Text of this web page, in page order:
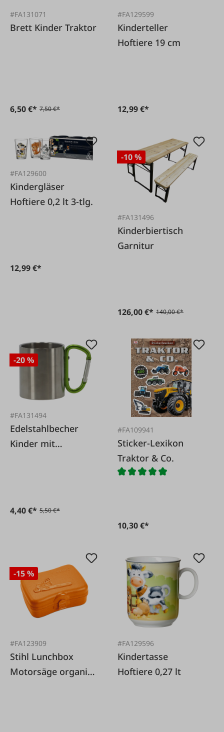
#FA131071
Brett Kinder Traktor
6,50 €* 7,50 €*
#FA129599
Kinderteller
Hoftiere 19 cm
12,99 €*
#FA129600
Kindergläser
Hoftiere 0,2 lt 3-tlg.
12,99 €*
-10 %
#FA131496
Kinderbiertisch
Garnitur
126,00 €* 140,00 €*
-20 %
#FA131494
Edelstahlbecher
Kinder mit
4,40 €* 5,50 €*
#FA109941
Sticker-Lexikon
Traktor & Co.
10,30 €*
-15 %
#FA123909
Stihl Lunchbox
Motorsäge organic
#FA129596
Kindertasse
Hoftiere 0,27 lt